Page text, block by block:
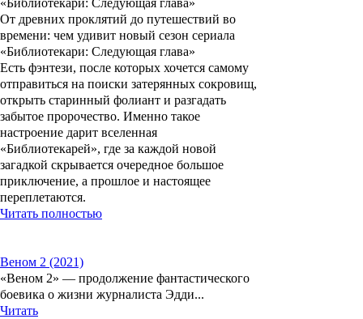
От древних проклятий до путешествий во
времени: чем удивит новый сезон сериала
«Библиотекари: Следующая глава»
Есть фэнтези, после которых хочется самому
отправиться на поиски затерянных сокровищ,
открыть старинный фолиант и разгадать
забытое пророчество. Именно такое
настроение дарит вселенная
«Библиотекарей», где за каждой новой
загадкой скрывается очередное большое
приключение, а прошлое и настоящее
переплетаются.
Читать полностью
Веном 2 (2021)
«Веном 2» — продолжение фантастического
боевика о жизни журналиста Эдди...
Читать